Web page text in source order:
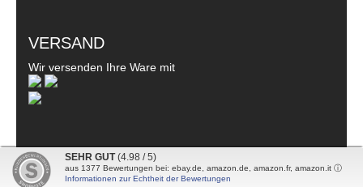
VERSAND
Wir versenden Ihre Ware mit
© 2026 - DanDiBo - Alle Rechte vorbehalten
SEHR GUT (4.98 / 5)
aus 1377 Bewertungen bei: ebay.de, amazon.de, amazon.fr, amazon.it ⓘ
Informationen zur Echtheit der Bewertungen